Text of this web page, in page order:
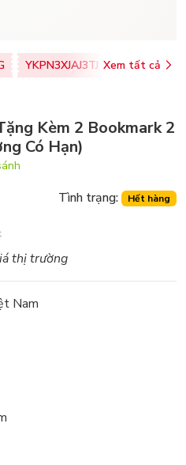
YKPN3XJAJ3TJ Xem tất cả
Kèm 2 Bookmark 2
Có Hạn)
Tình trạng: Hết hàng
thị trường
Nam